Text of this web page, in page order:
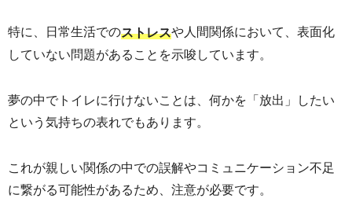
特に、日常生活でのストレスや人間関係において、表面化
していない問題があることを示唆しています。
夢の中でトイレに行けないことは、何かを「放出」したい
という気持ちの表れでもあります。
これが親しい関係の中での誤解やコミュニケーション不足
に繋がる可能性があるため、注意が必要です。